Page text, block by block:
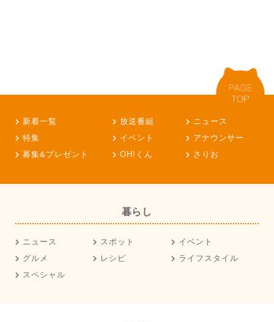
新着一覧 放送番組
ニュース
特集
イベント
アナウンサー
募集&プレゼント
OH!くん さりお
暮らし
ニュース スポット
イベント
グルメ
レシピ
ライフスタイル
スペシャル